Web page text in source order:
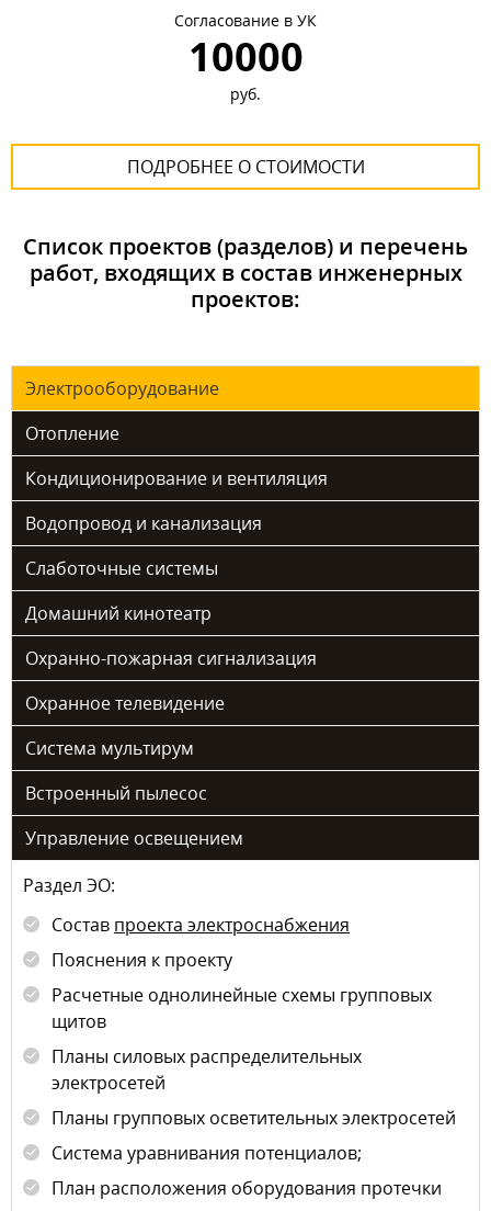
Согласование в УК
10000
руб.
ПОДРОБНЕЕ О СТОИМОСТИ
Список проектов (разделов) и перечень
работ, входящих в состав инженерных
проектов:
Электрооборудование
Отопление
Кондиционирование и вентиляция
Водопровод и канализация
Слаботочные системы
Домашний кинотеатр
Охранно-пожарная сигнализация
Охранное телевидение
Система мультирум
Встроенный пылесос
Управление освещением
Раздел ЭО:
Состав проекта электроснабжения
Пояснения к проекту
Расчетные однолинейные схемы групповых
щитов
Планы силовых распределительных
электросетей
Планы групповых осветительных электросетей
Система уравнивания потенциалов;
План расположения оборудования протечки